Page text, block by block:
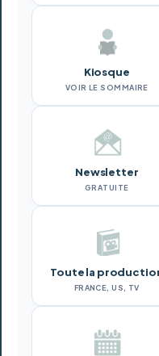
Kiosque
VOIR LE SOMMAIRE
Newsletter
GRATUITE
Toute la
FRANCE, US, TV